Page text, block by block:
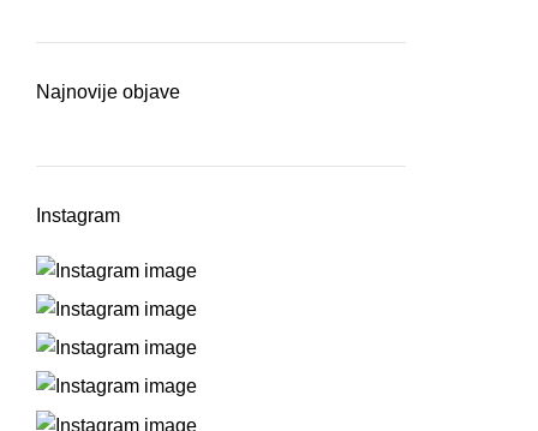
Najnovije objave
Instagram